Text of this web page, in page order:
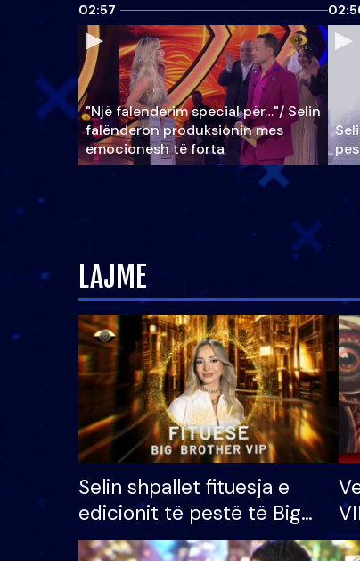
02:57
"Një falenderim special për…"/ Selin
falënderon produksionin mes
emocionesh të forta
LAJME
Selin shpallet fituesja e
edicionit të pestë të Big
Brother VIP, rrëmben